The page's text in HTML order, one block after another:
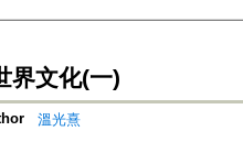
界文化(一)
溫光熹